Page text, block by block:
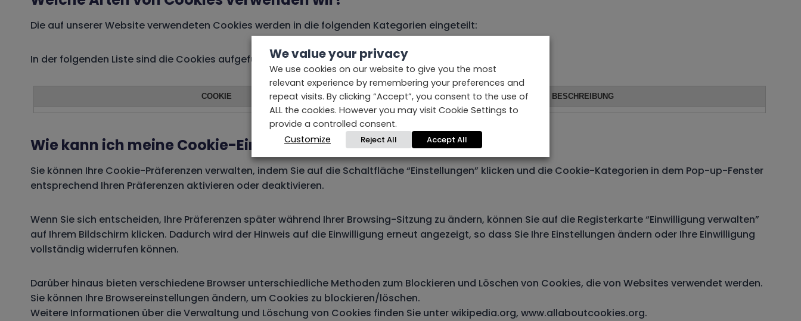
Die auf unserer Website verwendeten Cookies werden in die folgenden Kategorien eingeteilt:
In der folgenden Liste sind die Cookies aufgeführt, die auf unserer Website verwendet werden:
COOKIE BESCHREIBUNG
Wie kann ich meine Cookie-Einstellungen kontrollieren?
Sie können Ihre Cookie-Präferenzen verwalten, indem Sie auf die Schaltfläche “Einstellungen” klicken und die Cookie-Kategorien in dem Pop-up-Fenster
entsprechend Ihren Präferenzen aktivieren oder deaktivieren.
Wenn Sie sich entscheiden, Ihre Präferenzen später während Ihrer Browsing-Sitzung zu ändern, können Sie auf die Registerkarte “Einwilligung verwalten”
auf Ihrem Bildschirm klicken. Dadurch wird der Hinweis auf die Einwilligung erneut angezeigt, so dass Sie Ihre Einstellungen ändern oder Ihre Einwilligung
vollständig widerrufen können.
Darüber hinaus bieten verschiedene Browser unterschiedliche Methoden zum Blockieren und Löschen von Cookies, die von Websites verwendet werden.
Sie können Ihre Browsereinstellungen ändern, um Cookies zu blockieren/löschen.
Weitere Informationen über die Verwaltung und Löschung von Cookies finden Sie unter wikipedia.org, www.allaboutcookies.org.
We value your privacy
We use cookies on our website to give you the most
relevant experience by remembering your preferences and
repeat visits. By clicking “Accept”, you consent to the use of
ALL the cookies. However you may visit Cookie Settings to
provide a controlled consent.
Customize
Reject All Accept All